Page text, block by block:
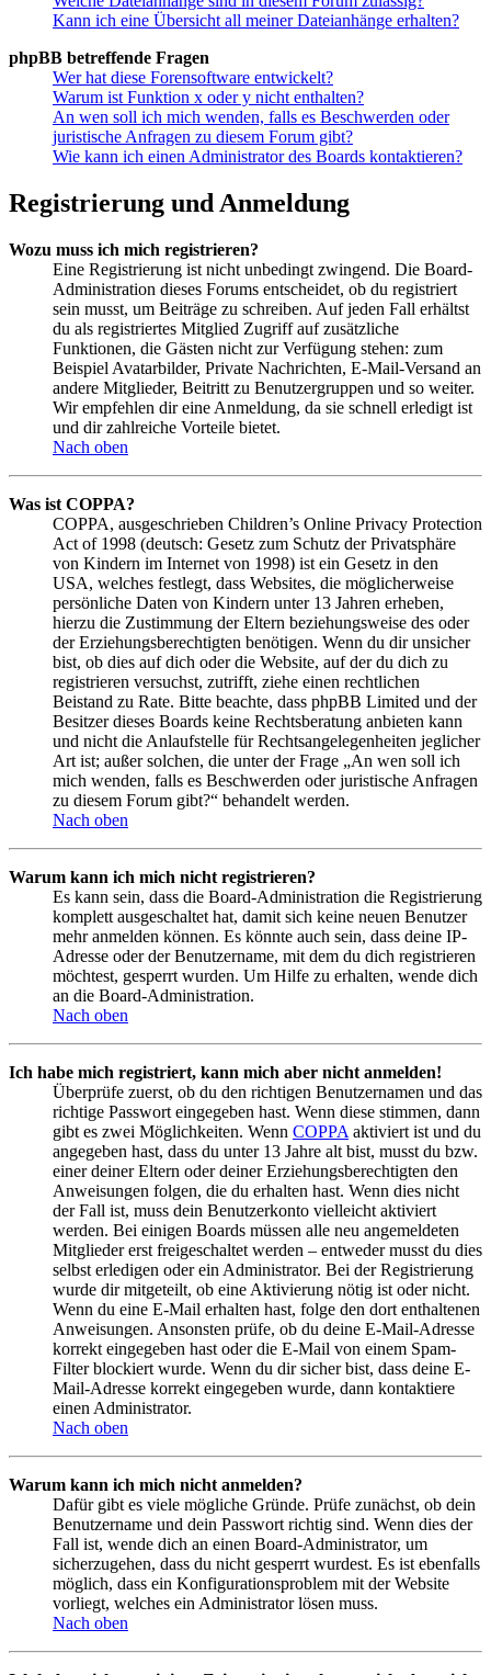
Kann ich eine Übersicht all meiner Dateianhänge erhalten?
phpBB betreffende Fragen
Wer hat diese Forensoftware entwickelt?
Warum ist Funktion x oder y nicht enthalten?
An wen soll ich mich wenden, falls es Beschwerden oder
juristische Anfragen zu diesem Forum gibt?
Wie kann ich einen Administrator des Boards kontaktieren?
Registrierung und Anmeldung
Wozu muss ich mich registrieren?
Eine Registrierung ist nicht unbedingt zwingend. Die Board-
Administration dieses Forums entscheidet, ob du registriert
sein musst, um Beiträge zu schreiben. Auf jeden Fall erhältst
du als registriertes Mitglied Zugriff auf zusätzliche
Funktionen, die Gästen nicht zur Verfügung stehen: zum
Beispiel Avatarbilder, Private Nachrichten, E-Mail-Versand an
andere Mitglieder, Beitritt zu Benutzergruppen und so weiter.
Wir empfehlen dir eine Anmeldung, da sie schnell erledigt ist
und dir zahlreiche Vorteile bietet.
Nach oben
Was ist COPPA?
COPPA, ausgeschrieben Children’s Online Privacy Protection
Act of 1998 (deutsch: Gesetz zum Schutz der Privatsphäre
von Kindern im Internet von 1998) ist ein Gesetz in den
USA, welches festlegt, dass Websites, die möglicherweise
persönliche Daten von Kindern unter 13 Jahren erheben,
hierzu die Zustimmung der Eltern beziehungsweise des oder
der Erziehungsberechtigten benötigen. Wenn du dir unsicher
bist, ob dies auf dich oder die Website, auf der du dich zu
registrieren versuchst, zutrifft, ziehe einen rechtlichen
Beistand zu Rate. Bitte beachte, dass phpBB Limited und der
Besitzer dieses Boards keine Rechtsberatung anbieten kann
und nicht die Anlaufstelle für Rechtsangelegenheiten jeglicher
Art ist; außer solchen, die unter der Frage „An wen soll ich
mich wenden, falls es Beschwerden oder juristische Anfragen
zu diesem Forum gibt?“ behandelt werden.
Nach oben
Warum kann ich mich nicht registrieren?
Es kann sein, dass die Board-Administration die Registrierung
komplett ausgeschaltet hat, damit sich keine neuen Benutzer
mehr anmelden können. Es könnte auch sein, dass deine IP-
Adresse oder der Benutzername, mit dem du dich registrieren
möchtest, gesperrt wurden. Um Hilfe zu erhalten, wende dich
an die Board-Administration.
Nach oben
Ich habe mich registriert, kann mich aber nicht anmelden!
Überprüfe zuerst, ob du den richtigen Benutzernamen und das
richtige Passwort eingegeben hast. Wenn diese stimmen, dann
gibt es zwei Möglichkeiten. Wenn COPPA aktiviert ist und du
angegeben hast, dass du unter 13 Jahre alt bist, musst du bzw.
einer deiner Eltern oder deiner Erziehungsberechtigten den
Anweisungen folgen, die du erhalten hast. Wenn dies nicht
der Fall ist, muss dein Benutzerkonto vielleicht aktiviert
werden. Bei einigen Boards müssen alle neu angemeldeten
Mitglieder erst freigeschaltet werden – entweder musst du dies
selbst erledigen oder ein Administrator. Bei der Registrierung
wurde dir mitgeteilt, ob eine Aktivierung nötig ist oder nicht.
Wenn du eine E-Mail erhalten hast, folge den dort enthaltenen
Anweisungen. Ansonsten prüfe, ob du deine E-Mail-Adresse
korrekt eingegeben hast oder die E-Mail von einem Spam-
Filter blockiert wurde. Wenn du dir sicher bist, dass deine E-
Mail-Adresse korrekt eingegeben wurde, dann kontaktiere
einen Administrator.
Nach oben
Warum kann ich mich nicht anmelden?
Dafür gibt es viele mögliche Gründe. Prüfe zunächst, ob dein
Benutzername und dein Passwort richtig sind. Wenn dies der
Fall ist, wende dich an einen Board-Administrator, um
sicherzugehen, dass du nicht gesperrt wurdest. Es ist ebenfalls
möglich, dass ein Konfigurationsproblem mit der Website
vorliegt, welches ein Administrator lösen muss.
Nach oben